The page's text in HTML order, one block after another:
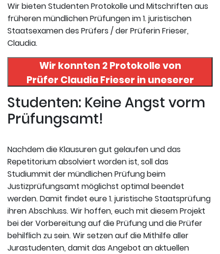
Wir bieten Studenten Protokolle und Mitschriften aus
früheren mündlichen Prüfungen im 1. juristischen
Staatsexamen des Prüfers / der Prüferin Frieser,
Claudia.
Wir konnten 2 Protokolle von
Prüfer Claudia Frieser in uneserer
Datenbank finden. Hier
registrieren und die Protokolle
abrufen.
Studenten: Keine Angst vorm
Prüfungsamt!
Nachdem die Klausuren gut gelaufen und das
Repetitorium absolviert worden ist, soll das
Studiummit der mündlichen Prüfung beim
Justizprüfungsamt möglichst optimal beendet
werden. Damit findet eure 1. juristische Staatsprüfung
ihren Abschluss. Wir hoffen, euch mit diesem Projekt
bei der Vorbereitung auf die Prüfung und die Prüfer
behilflich zu sein. Wir setzen auf die Mithilfe aller
Jurastudenten, damit das Angebot an aktuellen